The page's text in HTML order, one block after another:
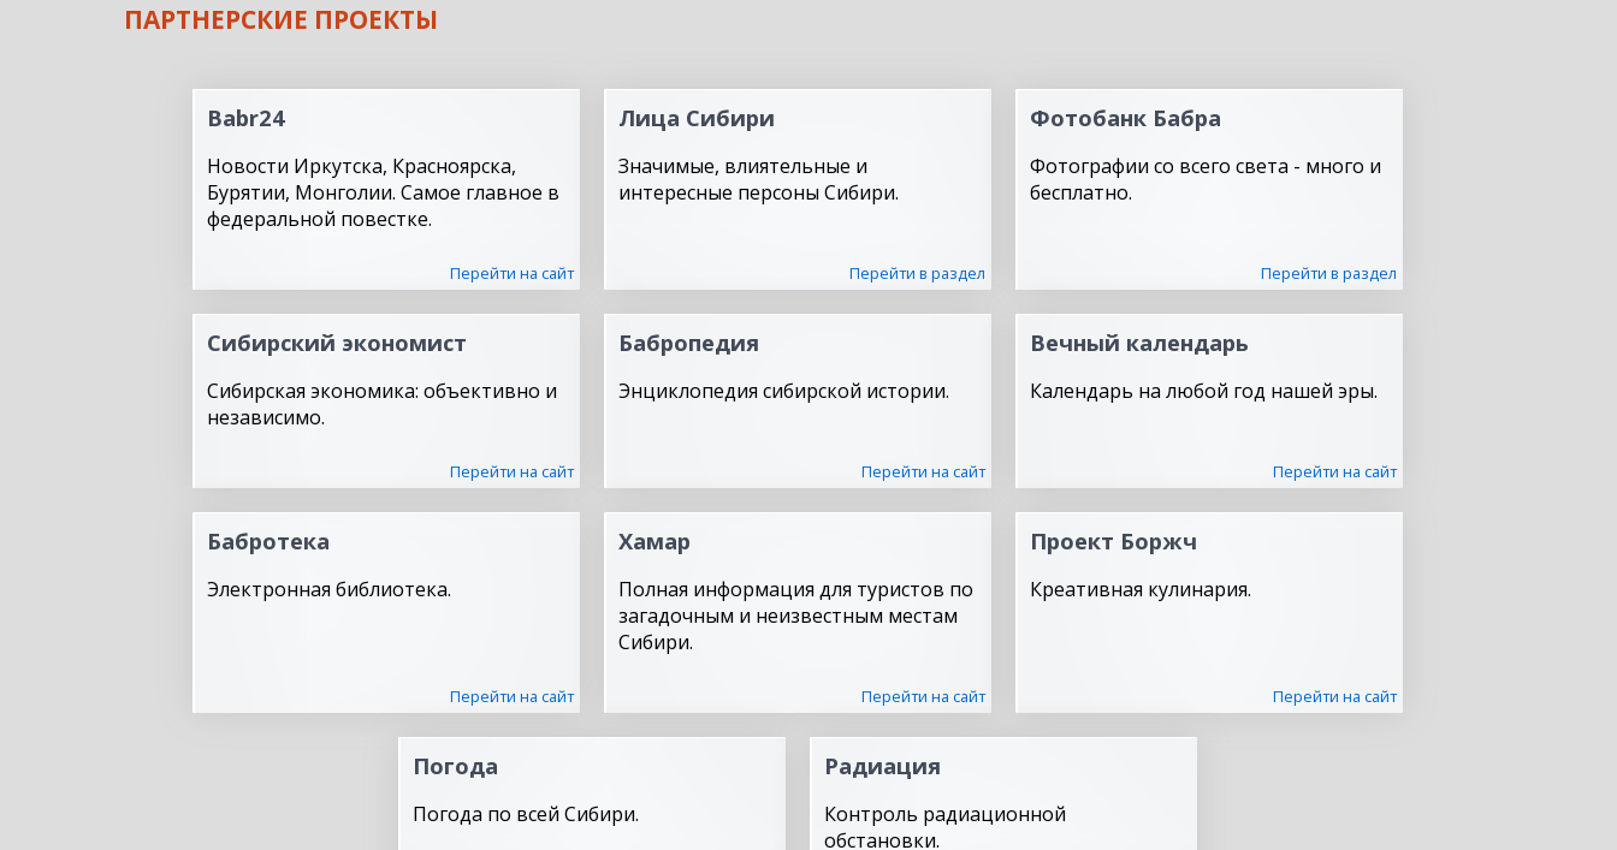
ПАРТНЕРСКИЕ ПРОЕКТЫ
Babr24
Новости Иркутска, Красноярска,
Бурятии, Монголии. Самое главное в
федеральной повестке.
Перейти на сайт
Лица Сибири
Значимые, влиятельные и
интересные персоны Сибири.
Перейти в раздел
Фотобанк Бабра
Фотографии со всего света - много и
бесплатно.
Перейти в раздел
Сибирский экономист
Сибирская экономика: объективно и
независимо.
Перейти на сайт
Бабропедия
Энциклопедия сибирской истории.
Перейти на сайт
Вечный календарь
Календарь на любой год нашей эры.
Перейти на сайт
Бабротека
Электронная библиотека.
Перейти на сайт
Хамар
Полная информация для туристов по
загадочным и неизвестным местам
Сибири.
Перейти на сайт
Проект Боржч
Креативная кулинария.
Перейти на сайт
Погода
Погода по всей Сибири.
Радиация
Контроль радиационной
обстановки.